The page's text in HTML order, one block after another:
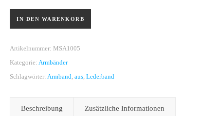
IN DEN WARENKORB
Artikelnummer: MSA1005
Kategorie: Armbänder
Schlagwörter: Armband, aus, Lederband
Beschreibung Zusätzliche Informationen